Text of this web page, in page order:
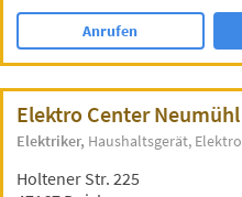
Anrufen
Elektro Center Neumühl
Elektriker Haushaltsgerät Elektro
Holtener Str. 225